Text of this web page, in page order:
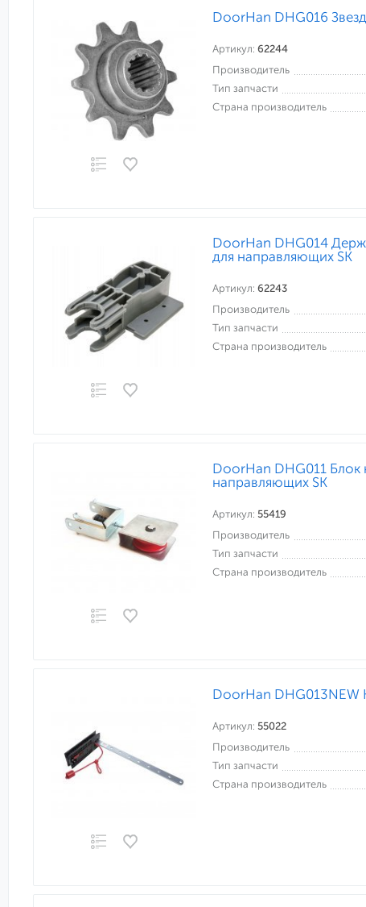
DoorHan DHG016
Артикул: 62244
Производитель
Тип запчасти
Страна производитель
DoorHan DHG014
для направляющих SK
Артикул: 62243
Производитель
Тип запчасти
Страна производитель
DoorHan DHG011 Блок
направляющих SK
Артикул: 55419
Производитель
Тип запчасти
Страна производитель
DoorHan DHG013NEW
Артикул: 55022
Производитель
Тип запчасти
Страна производитель